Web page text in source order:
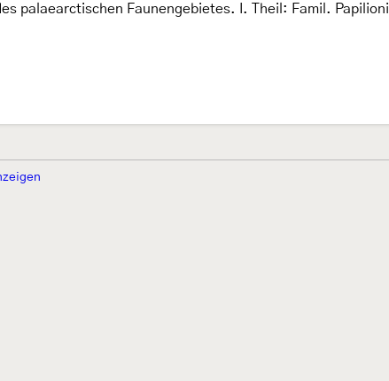
palaearctischen Faunengebietes. I. Theil: Famil.